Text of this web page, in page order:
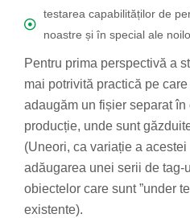
testarea capabilităților de
noastre și în special ale
Pentru prima perspectivă a
mai potrivită practică pe
adaugăm un fișier separat
producție, unde sunt
(Uneori, ca variație a
adăugarea unei serii de
obiectelor care sunt ”under
existente).